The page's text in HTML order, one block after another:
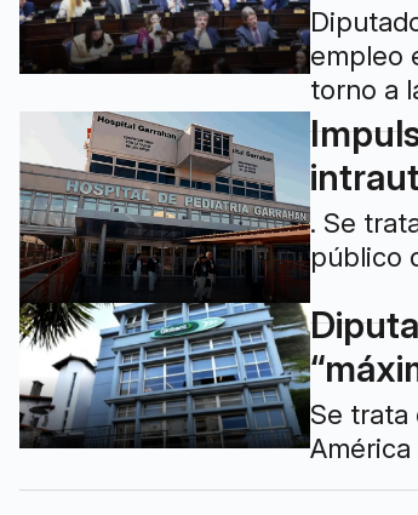
empleo
torno a
. Se
público
Se trata
América